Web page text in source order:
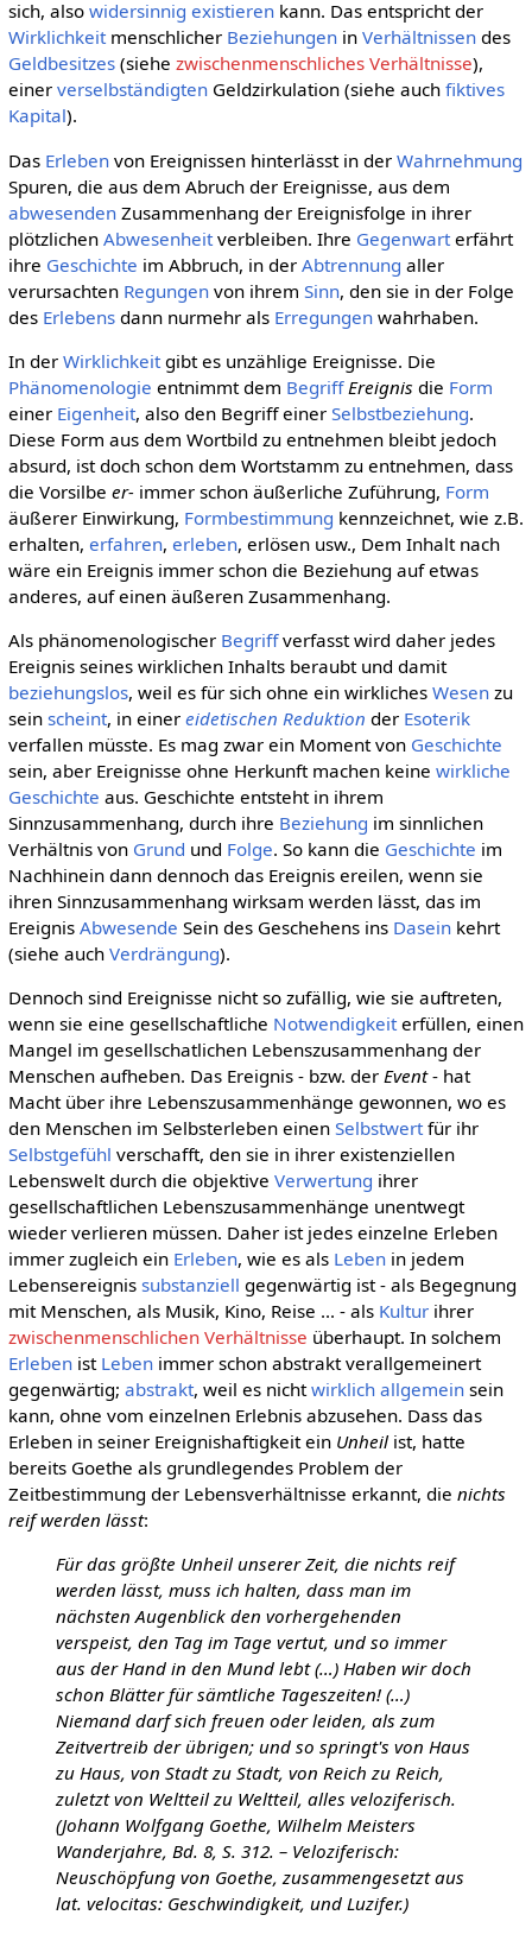
sich, also widersinnig existierenkann. Das entspricht der
Wirklichkeitmenschlicher Beziehungenin Verhältnissendes
Geldbesitzes(siehe zwischenmenschliches Verhältnisse),
einer verselbständigtenGeldzirkulation (siehe auch fiktives
Kapital).
Das Erlebenvon Ereignissen hinterlässt in der Wahrnehmung
Spuren, die aus dem Abruch der Ereignisse, aus dem
abwesendenZusammenhang der Ereignisfolge in ihrer
plötzlichen Abwesenheitverbleiben. Ihre Gegenwarterfährt
ihre Geschichte im Abbruch, in der Abtrennung aller
verursachten Regungenvon ihrem Sinn, den sie in der Folge
des Erlebensdann nurmehr als Erregungenwahrhaben.
In der Wirklichkeitgibt es unzählige Ereignisse. Die
Phänomenologie entnimmt dem Begriff Ereignis die Form
einer Eigenheit, also den Begriff einer Selbstbeziehung.
Diese Form aus dem Wortbild zu entnehmen bleibt jedoch
absurd, ist doch schon dem Wortstamm zu entnehmen, dass
die Vorsilbe er-immer schon äußerliche Zuführung, Form
äußerer Einwirkung, Formbestimmung kennzeichnet, wie z.B.
erhalten, erfahren, erleben, erlösen usw., Dem Inhalt nach
wäre ein Ereignis immer schon die Beziehung auf etwas
anderes, auf einen äußeren Zusammenhang.
Als phänomenologischer Begriffverfasst wird daher jedes
Ereignis seines wirklichen Inhalts beraubt und damit
beziehungslos, weil es für sich ohne ein wirkliches Wesenzu
sein scheint, in einer eidetischen Reduktion der Esoterik
verfallen müsste. Es mag zwar ein Moment von Geschichte
sein, aber Ereignisse ohne Herkunft machen keine wirkliche
Geschichte aus. Geschichte entsteht in ihrem
Sinnzusammenhang, durch ihre Beziehung im sinnlichen
Verhältnis von Grund und Folge. So kann die Geschichte im
Nachhinein dann dennoch das Ereignis ereilen, wenn sie
ihren Sinnzusammenhang wirksam werden lässt, das im
Ereignis Abwesende Sein des Geschehens ins Daseinkehrt
(siehe auch Verdrängung).
Dennoch sind Ereignisse nicht so zufällig, wie sie auftreten,
wenn sie eine gesellschaftliche Notwendigkeiterfüllen, einen
Mangel im gesellschatlichen Lebenszusammenhang der
Menschen aufheben. Das Ereignis - bzw. der Event- hat
Macht über ihre Lebenszusammenhänge gewonnen, wo es
den Menschen im Selbsterleben einen Selbstwertfür ihr
Selbstgefühl verschafft, den sie in ihrer existenziellen
Lebenswelt durch die objektive Verwertung ihrer
gesellschaftlichen Lebenszusammenhänge unentwegt
wieder verlieren müssen. Daher ist jedes einzelne Erleben
immer zugleich ein Erleben, wie es als Lebenin jedem
Lebensereignis substanziell gegenwärtig ist - als Begegnung
mit Menschen, als Musik, Kino, Reise ... - als Kulturihrer
zwischenmenschlichen Verhältnisse überhaupt. In solchem
Erlebenist Lebenimmer schon abstrakt verallgemeinert
gegenwärtig; abstrakt, weil es nichtwirklich allgemeinsein
kann, ohne vom einzelnen Erlebnis abzusehen. Dass das
Erleben in seiner Ereignishaftigkeit ein Unheilist, hatte
bereits Goethe als grundlegendes Problem der
Zeitbestimmung der Lebensverhältnisse erkannt, die nichts
reif werden lässt:
Für das größte Unheil unserer Zeit, die nichts reif
werden lässt, muss ich halten, dass man im
nächsten Augenblick den vorhergehenden
verspeist, den Tag im Tage vertut, und so immer
aus der Hand in den Mund lebt (…) Haben wir doch
schon Blätter für sämtliche Tageszeiten! (…)
Niemand darf sich freuen oder leiden, als zum
Zeitvertreib der übrigen; und so springt's von Haus
zu Haus, von Stadt zu Stadt, von Reich zu Reich,
zuletzt von Weltteil zu Weltteil, alles veloziferisch.
(Johann Wolfgang Goethe, Wilhelm Meisters
Wanderjahre, Bd. 8, S. 312. – Veloziferisch:
Neuschöpfung von Goethe, zusammengesetzt aus
lat. velocitas: Geschwindigkeit, und Luzifer.)